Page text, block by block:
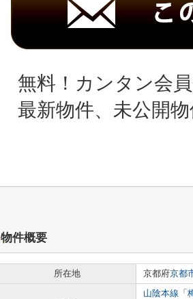
無料！カンタン会
最新物件、未公開
物件概要
所在地 京都府京都
山陰本線 「